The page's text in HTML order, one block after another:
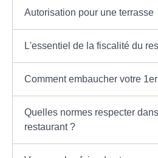
Autorisation pour une terrasse
L'essentiel de la fiscalité du
Comment embaucher votre
Quelles normes respecter
restaurant ?